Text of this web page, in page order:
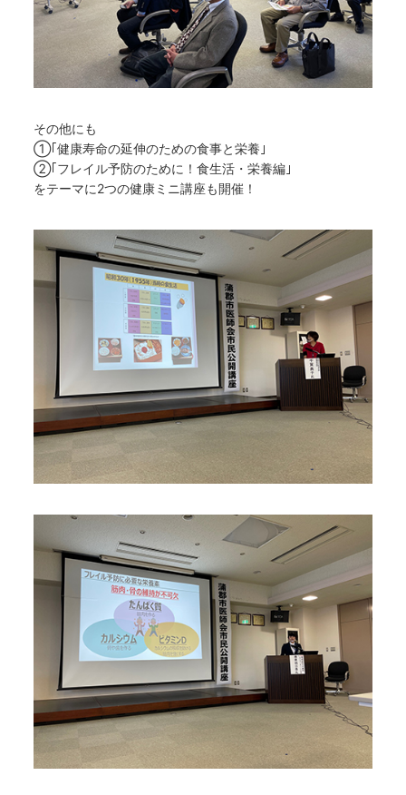
その他にも
①｢健康寿命の延伸のための食事と栄養｣
②｢フレイル予防のために！食生活・栄養編｣
をテーマに2つの健康ミニ講座も開催！